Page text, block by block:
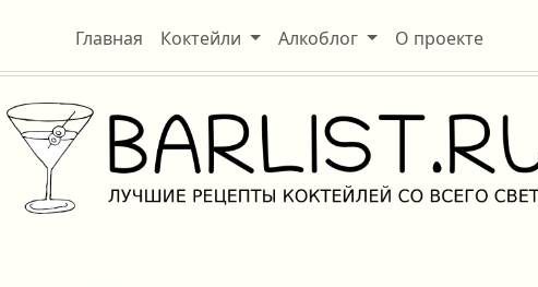
Главная Коктейли Алкоблог О проекте